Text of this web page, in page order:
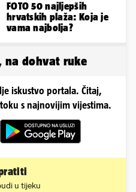
FOTO 50 najljepših
hrvatskih plaža: Koja je
vama najbolja?
na dohvat ruke
iskustvo portala. Čitaj,
s najnovijim vijestima.
u tijeku